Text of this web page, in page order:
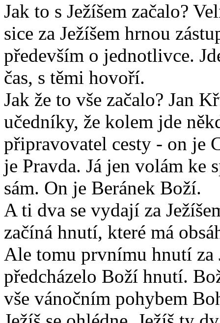
Jak to s Ježíšem začalo?
sice za Ježíšem hrnou
především o jednotlivce.
čas, s těmi hovoří.
Jak že to vše začalo? Jan
učedníky, že kolem jde
připravovatel cesty - on je
je Pravda. Já jen volám ke
sám. On je Beránek Boží.
A ti dva se vydají za
začíná hnutí, které má
Ale tomu prvnímu hnutí za
předcházelo Boží hnutí.
vše vánočním pohybem